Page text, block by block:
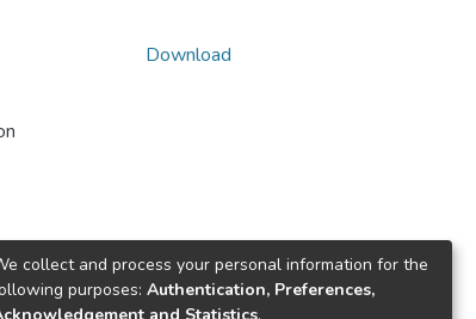
Download
collect and process your personal information for the
purposes: Authentication, Preferences,